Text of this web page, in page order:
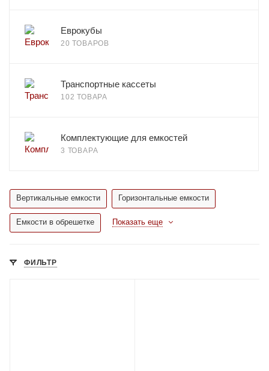
Еврокубы
20 ТОВАРОВ
Транспортные кассеты
102 ТОВАРА
Комплектующие для емкостей
3 ТОВАРА
Вертикальные емкости Горизонтальные емкости
Емкости в обрешетке Показать еще
ФИЛЬТР